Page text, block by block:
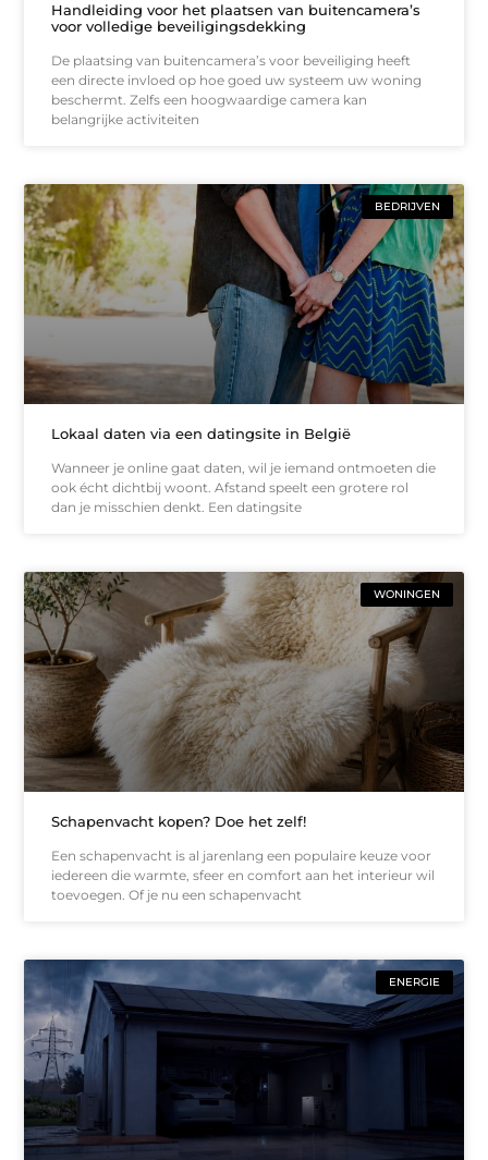
Handleiding voor het plaatsen van buitencamera’s
voor volledige beveiligingsdekking
De plaatsing van buitencamera’s voor beveiliging heeft
een directe invloed op hoe goed uw systeem uw woning
beschermt. Zelfs een hoogwaardige camera kan
belangrijke activiteiten
BEDRIJVEN
Lokaal daten via een datingsite in België
Wanneer je online gaat daten, wil je iemand ontmoeten die
ook écht dichtbij woont. Afstand speelt een grotere rol
dan je misschien denkt. Een datingsite
WONINGEN
Schapenvacht kopen? Doe het zelf!
Een schapenvacht is al jarenlang een populaire keuze voor
iedereen die warmte, sfeer en comfort aan het interieur wil
toevoegen. Of je nu een schapenvacht
ENERGIE